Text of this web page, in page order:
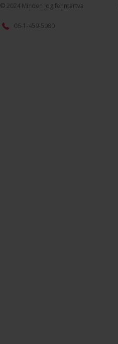
© 2024 Minden jog fenntartva
06-1-459-5080